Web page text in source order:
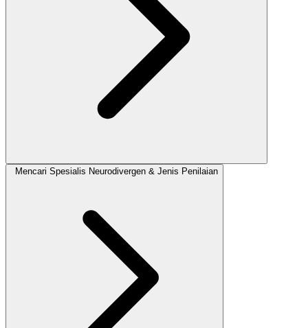
Mencari Spesialis Neurodivergen & Jenis Penilaian